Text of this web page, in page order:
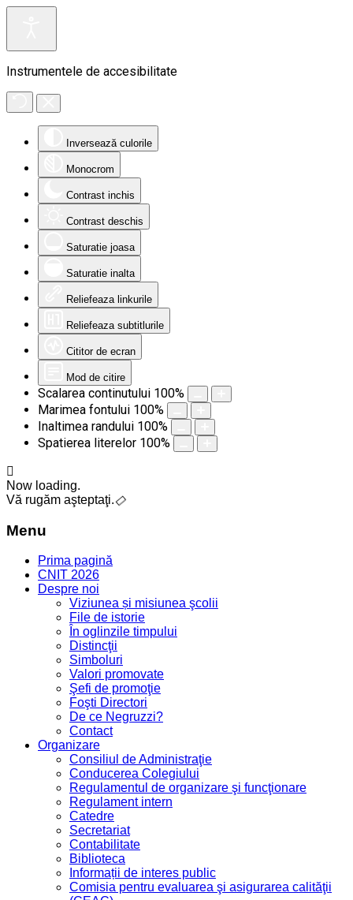
Instrumentele de accesibilitate
Inversează culorile
Monocrom
Contrast inchis
Contrast deschis
Saturatie joasa
Saturatie inalta
Reliefeaza linkurile
Reliefeaza subtitlurile
Cititor de ecran
Mod de citire
Scalarea continutului 100%
Marimea fontului 100%
Inaltimea randului 100%
Spatierea literelor 100%
Now loading.
Vă rugăm aşteptaţi.
Menu
Prima pagină
CNIT 2026
Despre noi
Viziunea și misiunea şcolii
File de istorie
În oglinzile timpului
Distincţii
Simboluri
Valori promovate
Şefi de promoţie
Foşti Directori
De ce Negruzzi?
Contact
Organizare
Consiliul de Administraţie
Conducerea Colegiului
Regulamentul de organizare şi funcţionare
Regulament intern
Catedre
Secretariat
Contabilitate
Biblioteca
Informații de interes public
Comisia pentru evaluarea şi asigurarea calităţii